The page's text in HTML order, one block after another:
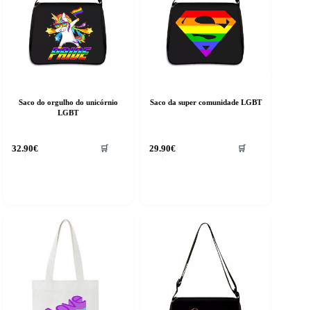
Saco do orgulho do unicórnio
LGBT
32.90€ 🛒
Saco da super comunidade LGBT
29.90€ 🛒